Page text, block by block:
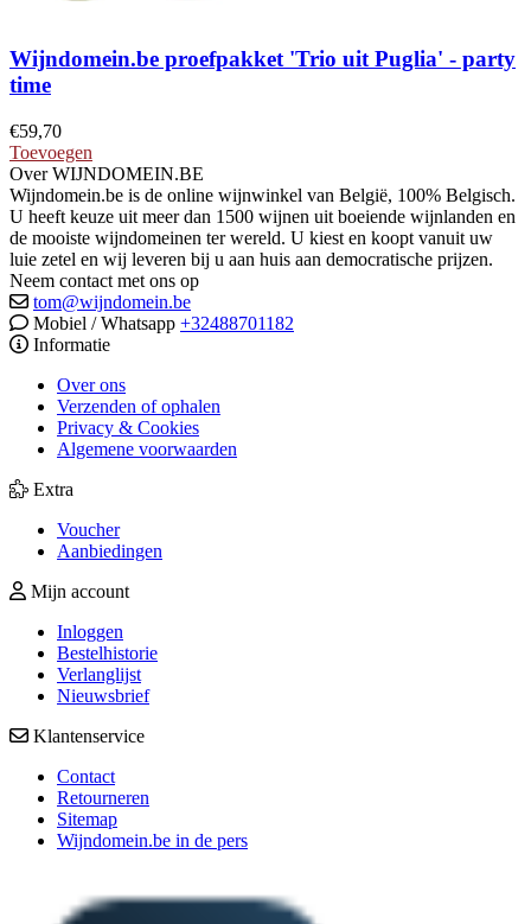
Wijndomein.be proefpakket 'Trio uit Puglia' - party
time
€59,70
Toevoegen
Over WIJNDOMEIN.BE
Wijndomein.be is de online wijnwinkel van België, 100% Belgisch.
U heeft keuze uit meer dan 1500 wijnen uit boeiende wijnlanden en
de mooiste wijndomeinen ter wereld. U kiest en koopt vanuit uw
luie zetel en wij leveren bij u aan huis aan democratische prijzen.
Neem contact met ons op
tom@wijndomein.be
Mobiel / Whatsapp +32488701182
Informatie
Over ons
Verzenden of ophalen
Privacy & Cookies
Algemene voorwaarden
Extra
Voucher
Aanbiedingen
Mijn account
Inloggen
Bestelhistorie
Verlanglijst
Nieuwsbrief
Klantenservice
Contact
Retourneren
Sitemap
Wijndomein.be in de pers